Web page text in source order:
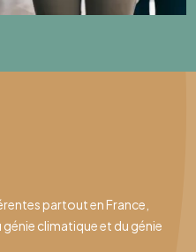
partout en France,
climatique et du génie